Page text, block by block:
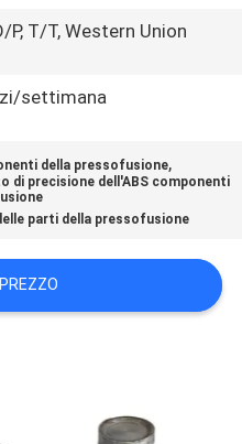
P, T/T, Western Union
settimana
della pressofusione,
di precisione dell'ABS componenti
parti della pressofusione